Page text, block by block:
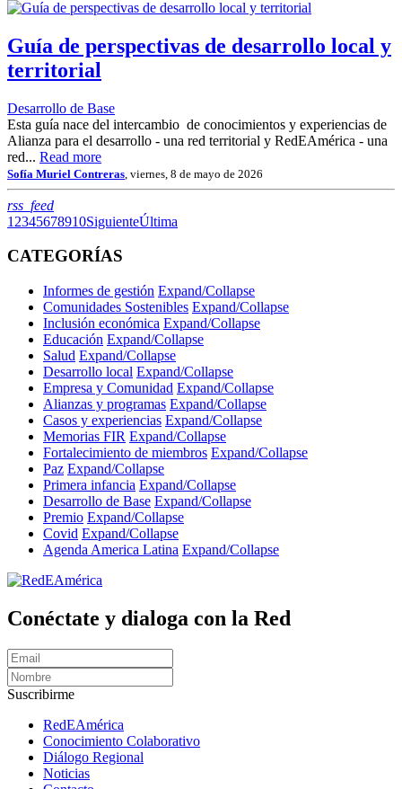
Guía de perspectivas de desarrollo local y
territorial
Desarrollo de Base
Esta guía nace del intercambio de conocimientos y experiencias de
Alianza para el desarrollo - una red territorial y RedEAmérica - una
red... Read more
Sofía Muriel Contreras , viernes, 8 de mayo de 2026
rss_feedRSS
1 2345678910SiguienteÚltima
CATEGORÍAS
Informes de gestión Expand/Collapse
Comunidades Sostenibles Expand/Collapse
Inclusión económica Expand/Collapse
Educación Expand/Collapse
Salud Expand/Collapse
Desarrollo local Expand/Collapse
Empresa y Comunidad Expand/Collapse
Alianzas y programas Expand/Collapse
Casos y experiencias Expand/Collapse
Memorias FIR Expand/Collapse
Fortalecimiento de miembros Expand/Collapse
Paz Expand/Collapse
Primera infancia Expand/Collapse
Desarrollo de Base Expand/Collapse
Premio Expand/Collapse
Covid Expand/Collapse
Agenda America Latina Expand/Collapse
Conéctate y dialoga con la Red
Suscribirme
RedEAmérica
Conocimiento Colaborativo
Diálogo Regional
Noticias